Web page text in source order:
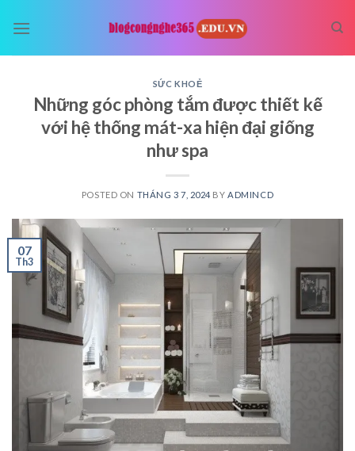
SỨC KHOẺ
Những góc phòng tắm được thiết kế
với hệ thống mát-xa hiện đại giống
như spa
POSTED ON THÁNG 3 7, 2024 BY ADMINCD
07
Th3